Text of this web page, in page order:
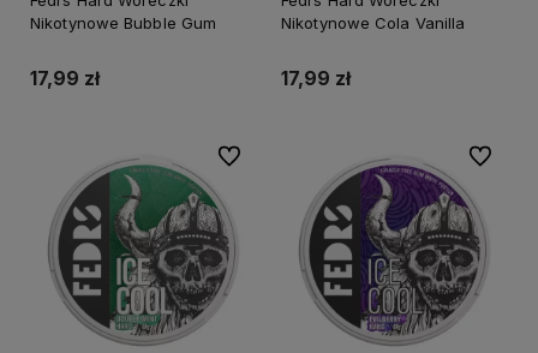
Nikotynowe Bubble Gum
17,99 zł
Nikotynowe Cola Vanilla
17,99 zł
Do ulubionych Do